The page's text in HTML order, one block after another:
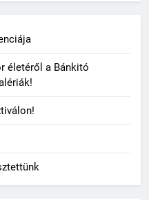
életéről a Bánkitó